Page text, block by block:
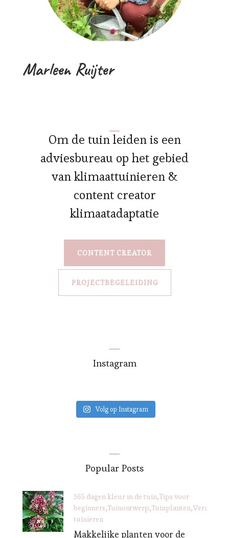
Marleen Ruijter
Om de tuin leiden is een
adviesbureau op het gebied
van klimaattuinieren &
content creator
klimaatadaptatie
CONTENT CREATOR
PROJECTBEGELEIDING
Instagram
Volg op Instagram
Popular Posts
365 dagen kleur in de tuin Tips voor
beginners Tuinontwerp Tuinplanten
tuinieren
Makkelijke planten voor de